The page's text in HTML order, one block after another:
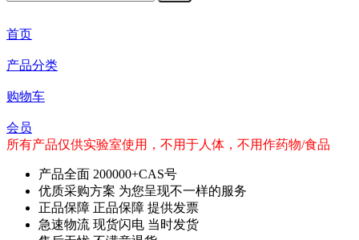
首页
产品分类
购物车
会员
所有产品仅供实验室使用，不用于人体，不用作药物/食品
产品全面 200000+CAS号
优质采购方案 为您呈现不一样的服务
正品保障 正品保障 提供发票
急速物流 现货闪电 当时发货